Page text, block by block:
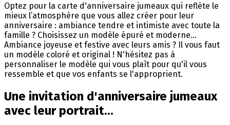
Optez pour la carte d'anniversaire jumeaux qui reflète le
mieux l’atmosphère que vous allez créer pour leur
anniversaire : ambiance tendre et intimiste avec toute la
famille ? Choisissez un modèle épuré et moderne...
Ambiance joyeuse et festive avec leurs amis ? Il vous faut
un modèle coloré et original ! N'hésitez pas à
personnaliser le modèle qui vous plaît pour qu'il vous
ressemble et que vos enfants se l'approprient.
Une invitation d'anniversaire jumeaux
avec leur portrait...